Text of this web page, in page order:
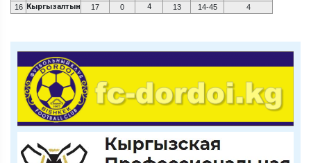
16
Кыргызалтын 17 0 4 13 14-45 4